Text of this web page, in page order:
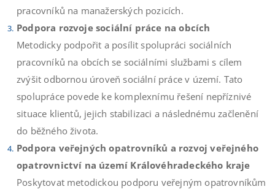
pracovníků na manažerských pozicích.
Podpora rozvoje sociální práce na obcích
Metodicky podpořit a posílit spolupráci sociálních
pracovníků na obcích se sociálními službami s cílem
zvýšit odbornou úroveň sociální práce v území. Tato
spolupráce povede ke komplexnímu řešení nepříznivé
situace klientů, jejich stabilizaci a následnému začlenění
do běžného života.
Podpora veřejných opatrovníků a rozvoj veřejného
opatrovnictví na území Královéhradeckého kraje
Poskytovat metodickou podporu veřejným opatrovníkům